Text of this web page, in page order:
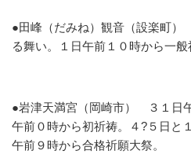
●田峰（だみね）観音（設楽町）
る舞い。１日午前１０時から一般
●岩津天満宮（岡崎市）
３１日
午前０時から初祈祷。４?５日と
午前９時から合格祈願大祭。